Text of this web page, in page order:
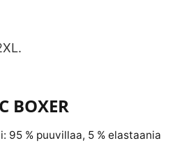
BOXER
95 % puuvillaa, 5 % elastaania